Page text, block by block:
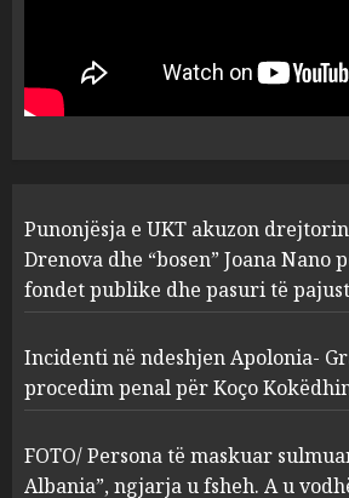
1
“bosen”
abuzim me
pasuri të
2
Apolonia-
procedim
Kokëdhimën
MARCH 27, 2025
FOTO/
sulmuan
ngjarja u
serverat?
Punonjësja e UKT akuzon
Drenova dhe “bosen” Joana Nano
fondet publike dhe pasuri të
Incidenti në ndeshjen Apolonia-
procedim penal për Koço
FOTO/ Persona të maskuar
Albania”, ngjarja u fsheh. A u